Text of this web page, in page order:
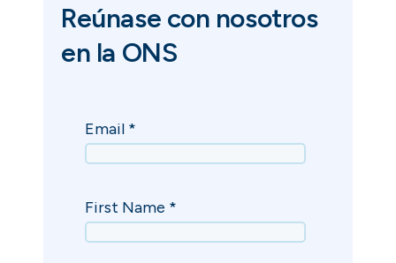
Reúnase con nosotros
en la ONS